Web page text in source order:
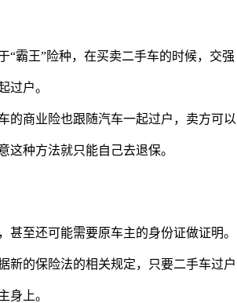
“霸王”险种，在买卖二手车的时候，交强
过户。
的商业险也跟随汽车一起过户，卖方可以
种方法就只能自己去退保。
至还可能需要原车主的身份证做证明。
新的保险法的相关规定，只要二手车过户
身上。